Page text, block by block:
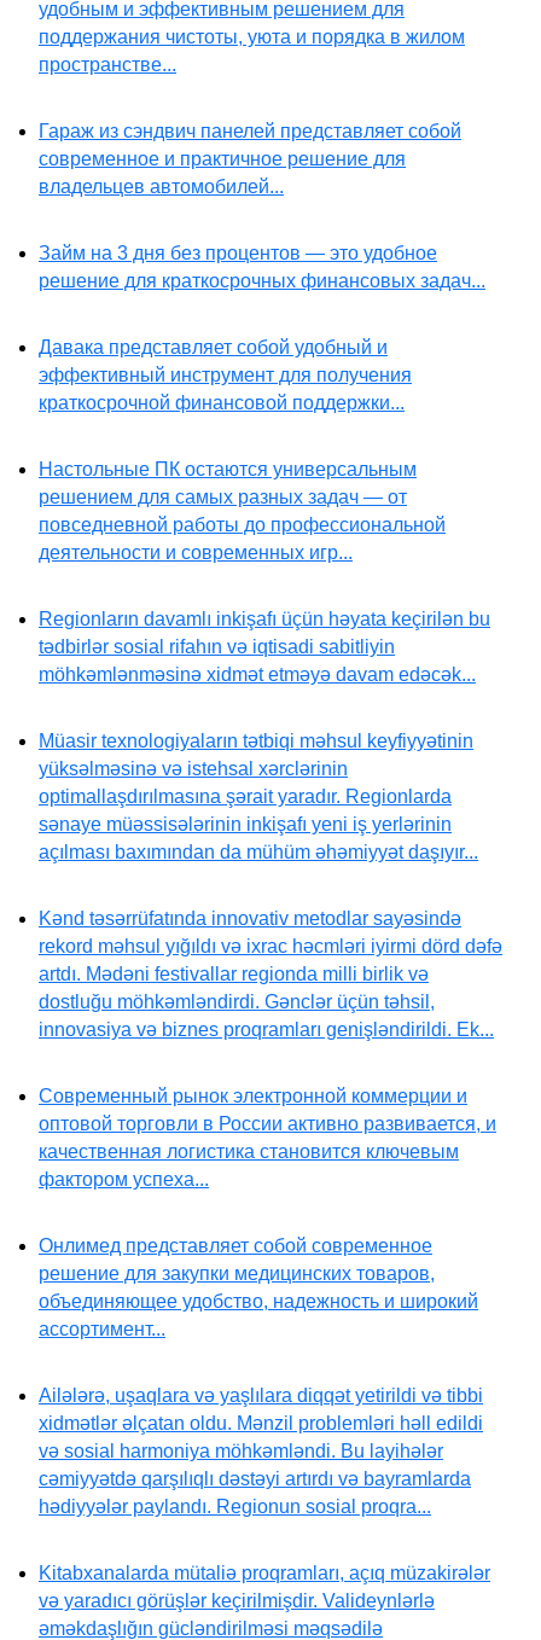
удобным и эффективным решением для
поддержания чистоты, уюта и порядка в жилом
пространстве...
Гараж из сэндвич панелей представляет собой
современное и практичное решение для
владельцев автомобилей...
Займ на 3 дня без процентов — это удобное
решение для краткосрочных финансовых задач...
Давака представляет собой удобный и
эффективный инструмент для получения
краткосрочной финансовой поддержки...
Настольные ПК остаются универсальным
решением для самых разных задач — от
повседневной работы до профессиональной
деятельности и современных игр...
Regionların davamlı inkişafı üçün həyata keçirilən bu
tədbirlər sosial rifahın və iqtisadi sabitliyin
möhkəmlənməsinə xidmət etməyə davam edəcək...
Müasir texnologiyaların tətbiqi məhsul keyfiyyətinin
yüksəlməsinə və istehsal xərclərinin
optimallaşdırılmasına şərait yaradır. Regionlarda
sənaye müəssisələrinin inkişafı yeni iş yerlərinin
açılması baxımından da mühüm əhəmiyyət daşıyır...
Kənd təsərrüfatında innovativ metodlar sayəsində
rekord məhsul yığıldı və ixrac həcmləri iyirmi dörd dəfə
artdı. Mədəni festivallar regionda milli birlik və
dostluğu möhkəmləndirdi. Gənclər üçün təhsil,
innovasiya və biznes proqramları genişləndirildi. Ek...
Современный рынок электронной коммерции и
оптовой торговли в России активно развивается, и
качественная логистика становится ключевым
фактором успеха...
Онлимед представляет собой современное
решение для закупки медицинских товаров,
объединяющее удобство, надежность и широкий
ассортимент...
Ailələrə, uşaqlara və yaşlılara diqqət yetirildi və tibbi
xidmətlər əlçatan oldu. Mənzil problemləri həll edildi
və sosial harmoniya möhkəmləndi. Bu layihələr
cəmiyyətdə qarşılıqlı dəstəyi artırdı və bayramlarda
hədiyyələr paylandı. Regionun sosial proqra...
Kitabxanalarda mütaliə proqramları, açıq müzakirələr
və yaradıcı görüşlər keçirilmişdir. Valideynlərlə
əməkdaşlığın gücləndirilməsi məqsədilə